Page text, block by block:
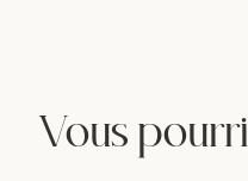
Vous